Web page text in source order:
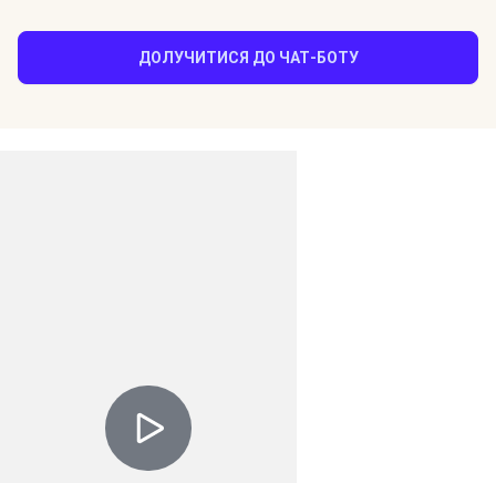
ДОЛУЧИТИСЯ ДО ЧАТ-БОТУ